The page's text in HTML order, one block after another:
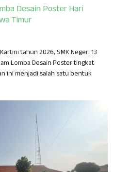
Desain Poster Hari
Timur
tahun 2026, SMK Negeri 13
Lomba Desain Poster tingkat
ini menjadi salah satu bentuk